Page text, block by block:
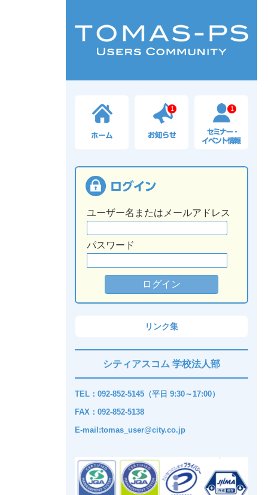
1 1
ユーザー名またはメールアドレス
パスワード
リンク集
シティアスコム 学校法人部
TEL：092-852-5145（平日 9:30～17:00）
FAX：092-852-5138
E-mail:tomas_user@city.co.jp